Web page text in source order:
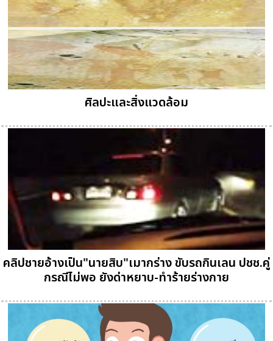
ศิลปะและสิ่งแวดล้อม
คลิปชายอ้างเป็น"นายสิบ"เมากร่าง ขับรถกินเลน ปชช.คู่
กรณีไม่พอ ยังด่าหยาบ-ทำร้ายร่างกาย